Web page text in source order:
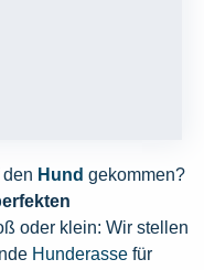
Hund gekommen?
oder klein: Wir stellen
Hunderasse für